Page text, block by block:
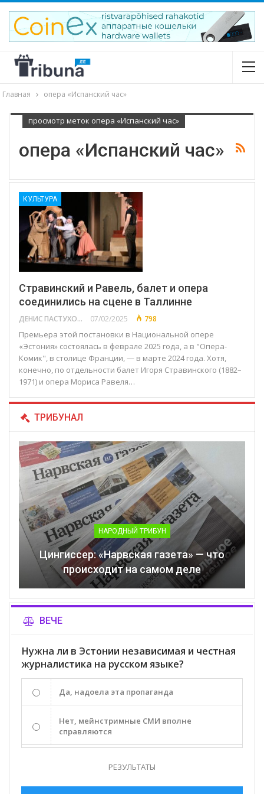
Главная опера «Испанский час»
просмотр меток опера «Испанский час»
опера «Испанский час»
КУЛЬТУРА
Стравинский и Равель, балет и опера
соединились на сцене в Таллинне
ДЕНИС ПАСТУХОВ 07/02/2025 798
Премьера этой постановки в Национальной опере
«Эстония» состоялась в феврале 2025 года, а в "Опера-
Комик", в столице Франции, — в марте 2024 года. Хотя,
конечно, по отдельности балет Игоря Стравинского (1882–
1971) и опера Мориса Равеля…
ТРИБУНАЛ
НАРОДНЫЙ ТРИБУН
Цингиссер: «Нарвская газета» — что
происходит на самом деле
ВЕЧЕ
Нужна ли в Эстонии независимая и честная
журналистика на русском языке?
Да, надоела эта пропаганда
Нет, мейнстримные СМИ вполне
справляются
РЕЗУЛЬТАТЫ